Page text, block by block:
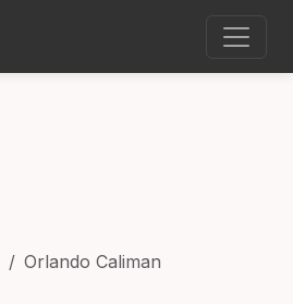
Orlando Caliman